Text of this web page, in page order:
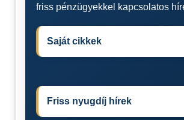
friss pénzügyekkel kapcsolatos
Saját cikkek
Friss nyugdíj hírek